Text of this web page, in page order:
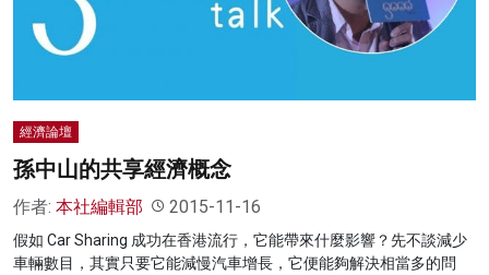
經濟論壇
孫中山的共享經濟概念
作者: 本社編輯部 2015-11-16
假如 Car Sharing 成功在香港流行，它能帶來什麼影響？先不談減少
車輛數目，其實只要它能減慢汽車增長，它便能夠解決相當多的問